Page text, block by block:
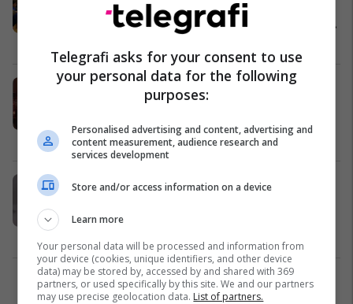
mbarë botën: Nga udhëtimi
tradicional në plazh deri te minuset
Një grua provokoi shumë komente
pasi publikoi grumbullin masiv të
Interesante 27/12/2021
Krishtlindje të “bardha” në
thyhet rekordi i vitit 1970
2
Telegrafi asks for your consent to use
your personal data for the following
purposes:
Personalised advertising and content, advertising and
content measurement, audience research and
services development
Store and/or access information on a device
Learn more
Your personal data will be processed and information from
your device (cookies, unique identifiers, and other device
data) may be stored by, accessed by and shared with 369
partners, or used specifically by this site. We and our partners
may use precise geolocation data. List of partners.